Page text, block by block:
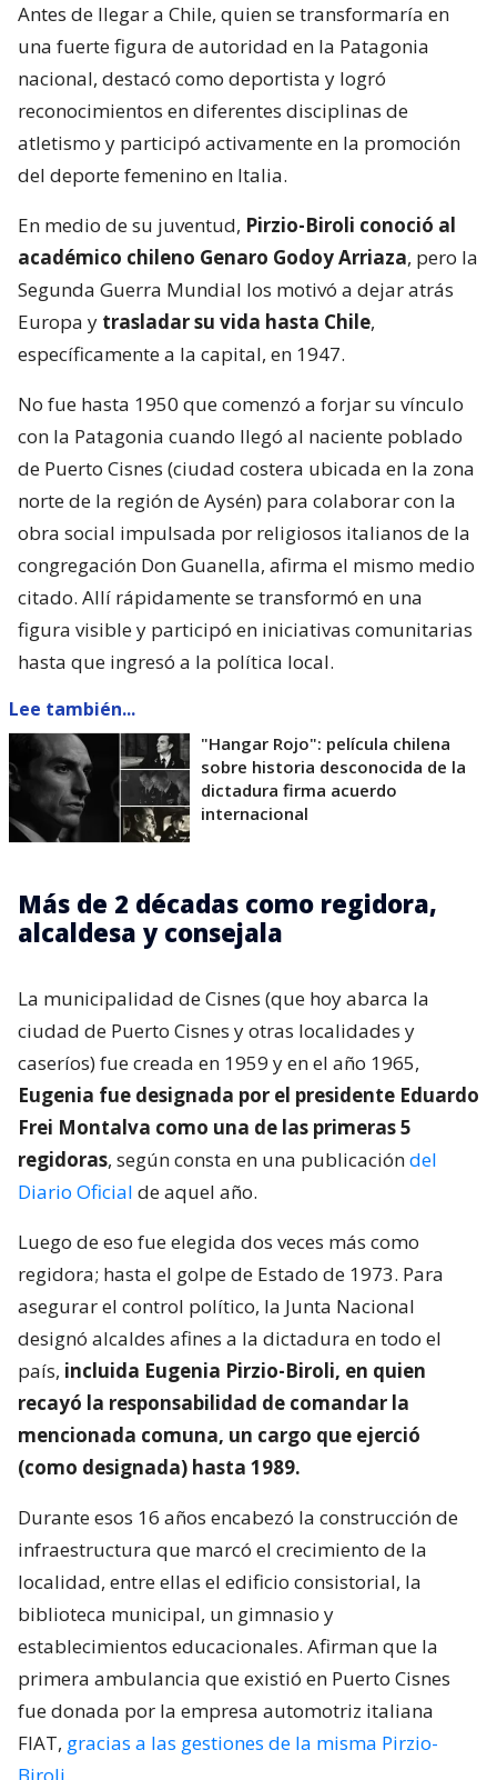
Antes de llegar a Chile, quien se transformaría en
una fuerte figura de autoridad en la Patagonia
nacional, destacó como deportista y logró
reconocimientos en diferentes disciplinas de
atletismo y participó activamente en la promoción
del deporte femenino en Italia.
En medio de su juventud, Pirzio-Biroli conoció al
académico chileno Genaro Godoy Arriaza, pero la
Segunda Guerra Mundial los motivó a dejar atrás
Europa y trasladar su vida hasta Chile,
específicamente a la capital, en 1947.
No fue hasta 1950 que comenzó a forjar su vínculo
con la Patagonia cuando llegó al naciente poblado
de Puerto Cisnes (ciudad costera ubicada en la zona
norte de la región de Aysén) para colaborar con la
obra social impulsada por religiosos italianos de la
congregación Don Guanella, afirma el mismo medio
citado. Allí rápidamente se transformó en una
figura visible y participó en iniciativas comunitarias
hasta que ingresó a la política local.
Lee también...
"Hangar Rojo": película chilena
sobre historia desconocida de la
dictadura firma acuerdo
internacional
Más de 2 décadas como regidora,
alcaldesa y consejala
La municipalidad de Cisnes (que hoy abarca la
ciudad de Puerto Cisnes y otras localidades y
caseríos) fue creada en 1959 y en el año 1965,
Eugenia fue designada por el presidente Eduardo
Frei Montalva como una de las primeras 5
regidoras, según consta en una publicacióndel
Diario Oficial de aquel año.
Luego de eso fue elegida dos veces más como
regidora; hasta el golpe de Estado de 1973. Para
asegurar el control político, la Junta Nacional
designó alcaldes afines a la dictadura en todo el
país, incluida Eugenia Pirzio-Biroli, en quien
recayó la responsabilidad de comandar la
mencionada comuna, un cargo que ejerció
(como designada) hasta 1989.
Durante esos 16 años encabezó la construcción de
infraestructura que marcó el crecimiento de la
localidad, entre ellas el edificio consistorial, la
biblioteca municipal, un gimnasio y
establecimientos educacionales. Afirman que la
primera ambulancia que existió en Puerto Cisnes
fue donada por la empresa automotriz italiana
FIAT, gracias a las gestiones de la misma Pirzio-